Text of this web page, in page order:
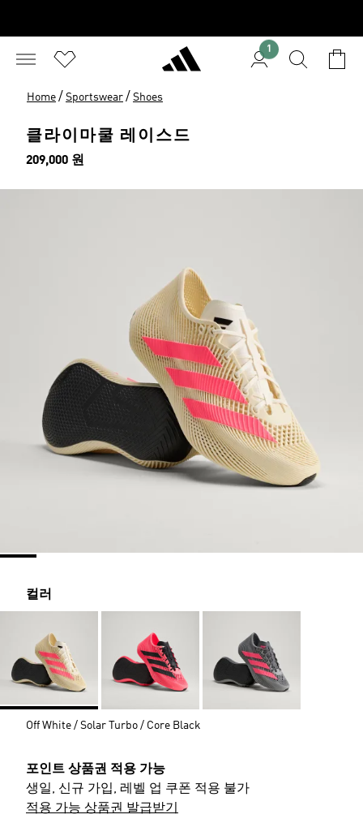
1
Home / Sportswear / Shoes
클라이마쿨 레이스드
가격
209,000 원
컬러
Off White / Solar Turbo / Core Black
포인트 상품권 적용 가능
생일, 신규 가입, 레벨 업 쿠폰 적용 불가
적용 가능 상품권 발급받기